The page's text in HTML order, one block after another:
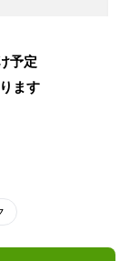
予定
ます